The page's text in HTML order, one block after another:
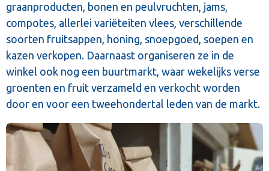
graanproducten, bonen en peulvruchten, jams,
compotes, allerlei variëteiten vlees, verschillende
soorten fruitsappen, honing, snoepgoed, soepen en
kazen verkopen. Daarnaast organiseren ze in de
winkel ook nog een buurtmarkt, waar wekelijks verse
groenten en fruit verzameld en verkocht worden
door en voor een tweehondertal leden van de markt.